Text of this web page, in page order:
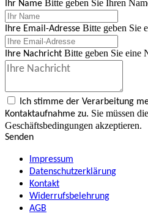
Ihr Name Bitte geben Sie Ihren
Ihre Email-Adresse Bitte geben Sie
Ihre Nachricht Bitte geben Sie eine
Ich stimme der Verarbeitung
Kontaktaufnahme zu. Sie müssen
Geschäftsbedingungen akzeptieren.
Senden
Impressum
Datenschutzerklärung
Kontakt
Widerrufsbelehrung
AGB